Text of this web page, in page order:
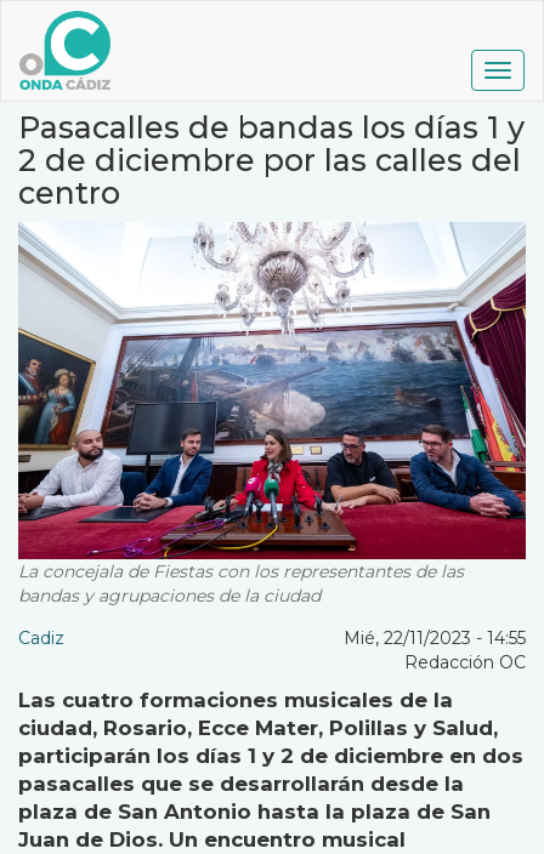
contenido
principal
Pasacalles de bandas los días 1 y
2 de diciembre por las calles del
centro
La concejala de Fiestas con los representantes de las
bandas y agrupaciones de la ciudad
Cadiz
Mié, 22/11/2023 - 14:55
Redacción OC
Las cuatro formaciones musicales de la
ciudad, Rosario, Ecce Mater, Polillas y Salud,
participarán los días 1 y 2 de diciembre en dos
pasacalles que se desarrollarán desde la
plaza de San Antonio hasta la plaza de San
Juan de Dios. Un encuentro musical